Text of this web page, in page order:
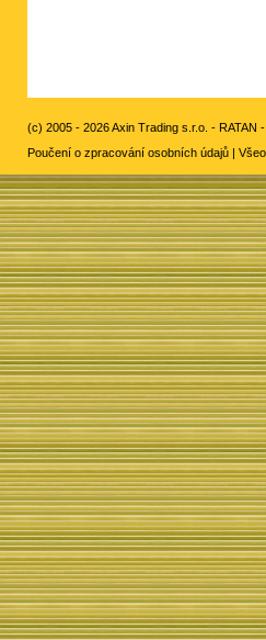
(c) 2005 - 2026 Axin Trading s.r.o. - RATAN
Poučení o zpracování osobních údajů |